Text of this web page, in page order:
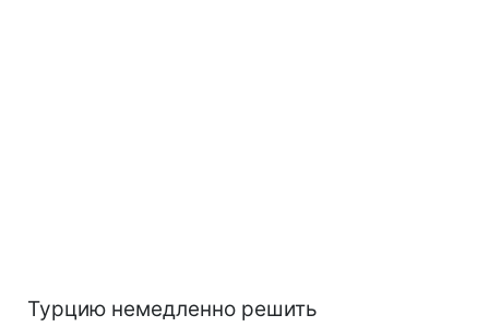
Турцию немедленно решить